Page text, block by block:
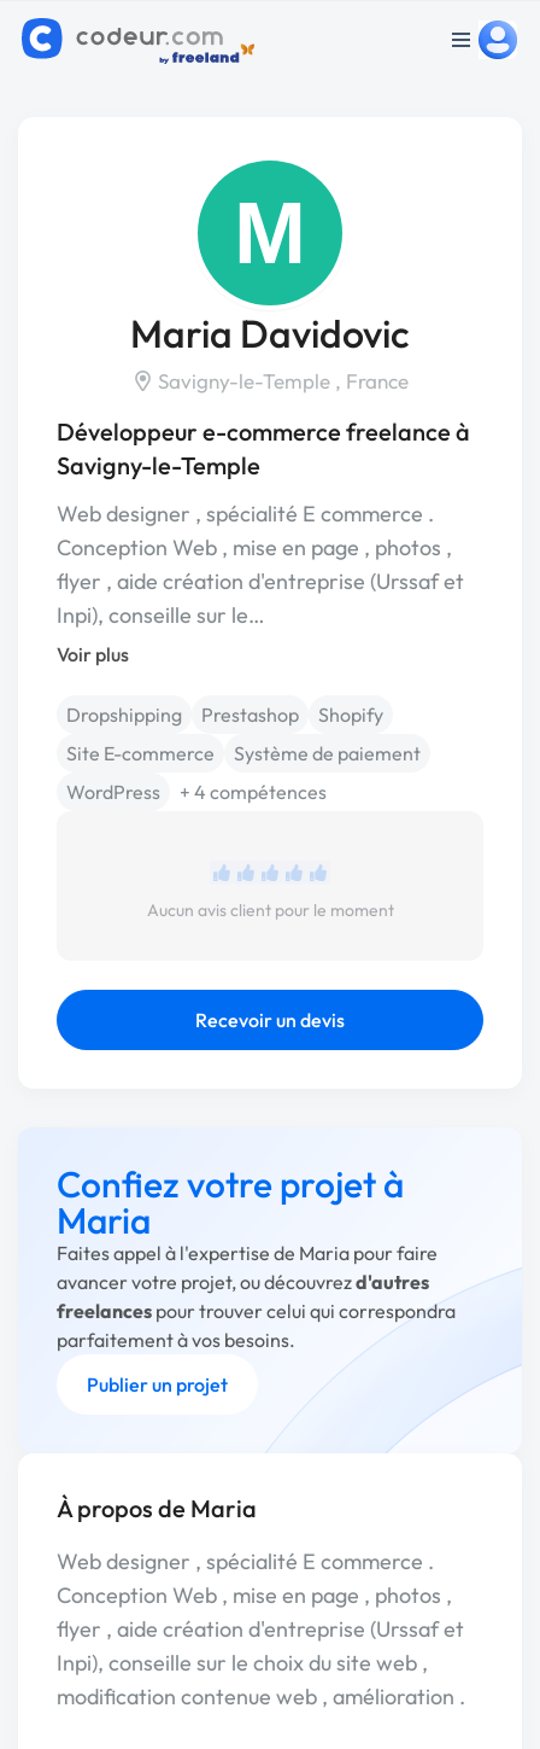
M
Maria Davidovic
Savigny-le-Temple , France
Développeur e-commerce freelance à
Savigny-le-Temple
Web designer , spécialité E commerce .
Conception Web , mise en page , photos ,
flyer , aide création d'entreprise (Urssaf et
Inpi), conseille sur le…
Voir plus
Dropshipping Prestashop
Shopify
Site E-commerce
Système de paiement
WordPress
+ 4 compétences
Aucun avis client pour le moment
Recevoir un devis
Confiez votre projet à
Maria
Faites appel à l'expertise de Maria pour faire
avancer votre projet, ou découvrezd'autres
freelances pour trouver celui qui correspondra
parfaitement à vos besoins.
Publier un projet
À propos de Maria
Web designer , spécialité E commerce .
Conception Web , mise en page , photos ,
flyer , aide création d'entreprise (Urssaf et
Inpi), conseille sur le choix du site web ,
modification contenue web , amélioration .